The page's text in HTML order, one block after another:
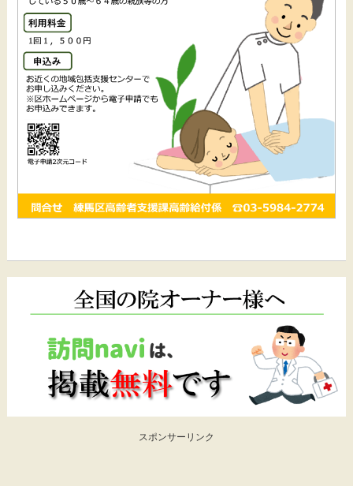
スポンサーリンク